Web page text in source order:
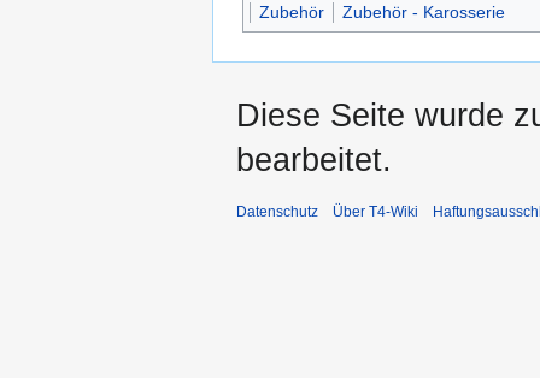
Zubehör
Zubehör - Karosserie
Diese Seite wurde
bearbeitet.
Datenschutz Über T4-Wiki